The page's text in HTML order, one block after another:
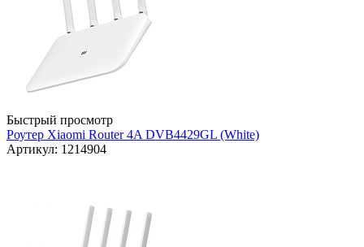
Быстрый просмотр
Роутер Xiaomi Router 4A DVB4429GL (White)
Артикул: 1214904